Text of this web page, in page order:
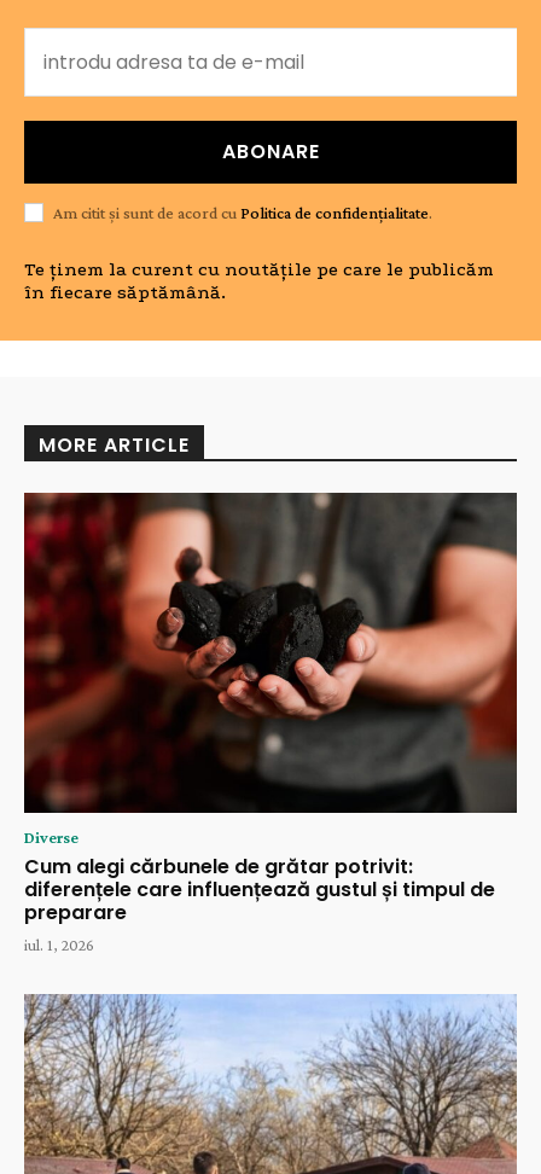
ABONARE
Am citit și sunt de acord cu Politica de confidențialitate.
Te ținem la curent cu noutățile pe care le publicăm
în fiecare săptămână.
MORE ARTICLE
Diverse
Cum alegi cărbunele de grătar potrivit:
diferențele care influențează gustul și timpul de
preparare
iul. 1, 2026